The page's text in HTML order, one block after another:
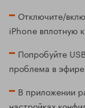
Отключите/
iPhone вплотную
Попробуйте
проблема в
В приложении